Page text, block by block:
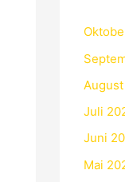
Juli
Juni
Mai